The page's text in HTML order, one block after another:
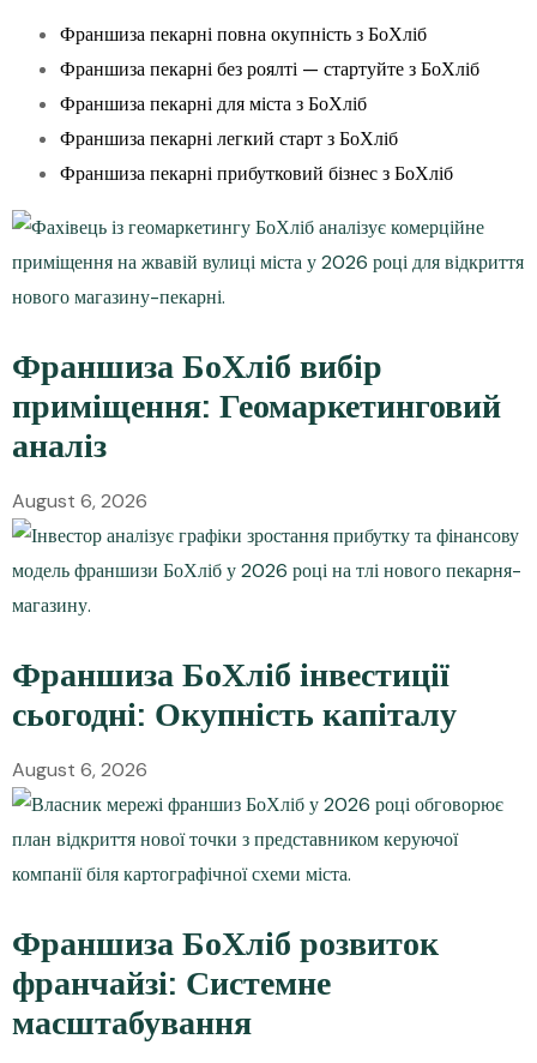
Франшиза пекарні повна окупність з БоХліб
Франшиза пекарні без роялті — стартуйте з БоХліб
Франшиза пекарні для міста з БоХліб
Франшиза пекарні легкий старт з БоХліб
Франшиза пекарні прибутковий бізнес з БоХліб
Франшиза БоХліб вибір
приміщення: Геомаркетинговий
аналіз
August 6, 2026
Франшиза БоХліб інвестиції
сьогодні: Окупність капіталу
August 6, 2026
Франшиза БоХліб розвиток
франчайзі: Системне
масштабування